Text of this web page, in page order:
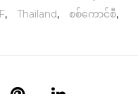
, Thailand, စစ်ကောင်စီ,